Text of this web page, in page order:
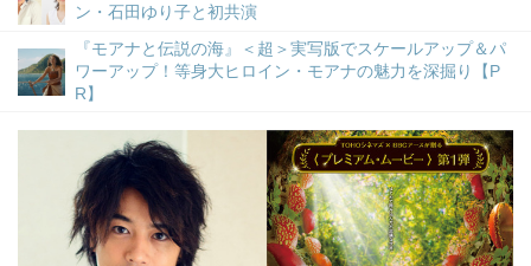
ン・石田ゆり子と初共演
『モアナと伝説の海』＜超＞実写版でスケールアップ＆パ
ワーアップ！等身大ヒロイン・モアナの魅力を深掘り【P
R】